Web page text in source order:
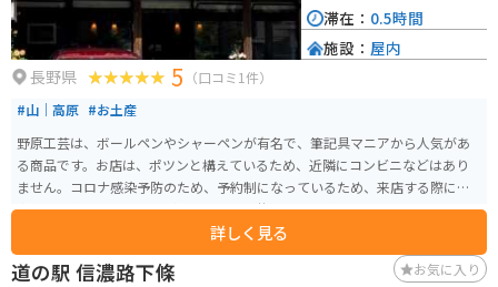
長野県 5 （口コミ1件）
#山｜高原 #お土産
野原工芸は、ボールペンやシャーペンが有名で、筆記具マニアから人気があ
る商品です。お店は、ポツンと構えているため、近隣にコンビニなどはあり
ません。コロナ感染予防のため、予約制になっているため、来店する際には
事前に予約しておくことが必要です。舗装された山道なので、バイクツーリ
ングでもとても楽しめます！素敵な筆記具を手に入れてみてはいかがでしょ
うか。
詳しく見る
滞在： 0.5時間
施設： 屋内
道の駅 信濃路下條 お気に入り